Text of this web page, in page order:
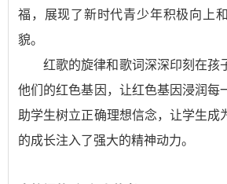
福，展现了新时代青少年积极向上
貌。
红歌的旋律和歌词深深印刻在孩
他们的红色基因，让红色基因浸润每
助学生树立正确理想信念，让学生成
的成长注入了强大的精神动力。